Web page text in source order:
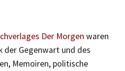
Der Morgen waren
der Gegenwart und des
Memoiren, politische